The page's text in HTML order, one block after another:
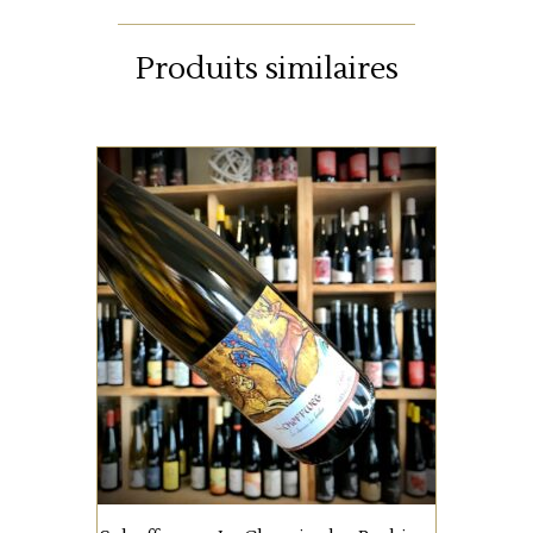
Produits similaires
ALSACE
Ce terroir au sol de calcaire
jaune est complanté d’une
dizaine de cépages
alsaciens. Il possède une
superbe complexité, une
bouche onctueuse, avec une
très fine note tannique et une
finale élégante.
AJOUTER AU PANIER